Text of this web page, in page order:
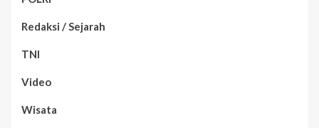
Redaksi / Sejarah
TNI
Video
Wisata